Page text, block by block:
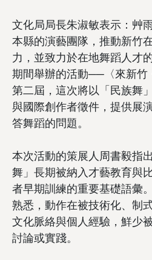
文化局局長朱淑敏表示：艸
本縣的演藝團隊，推動新竹
力，並致力於在地舞蹈人才
期間舉辦的活動──〈來新竹
第二屆，這次將以「民族舞
與國際創作者徵件，提供展
答舞蹈的問題。
本次活動的策展人周書毅指
舞」長期被納入才藝教育與
者早期訓練的重要基礎語彙
熟悉，動作在被技術化、制
文化脈絡與個人經驗，鮮少
討論或實踐。